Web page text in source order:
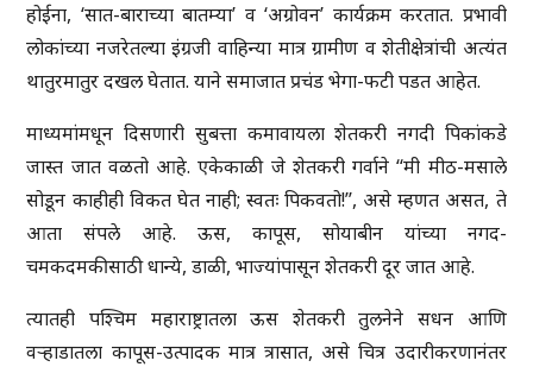
होईना, ‘सात-बाराच्या बातम्या’ व ‘अग्रोवन’ कार्यक्रम करतात. प्रभावी
लोकांच्या नजरेतल्या इंग्रजी वाहिन्या मात्र ग्रामीण व शेतीक्षेत्रांची अत्यंत
थातुरमातुर दखल घेतात. याने समाजात प्रचंड भेगा-फटी पडत आहेत.
माध्यमांमधून दिसणारी सुबत्ता कमावायला शेतकरी नगदी पिकांकडे
जास्त जात वळतो आहे. एकेकाळी जे शेतकरी गर्वाने ‘‘मी मीठ-मसाले
सोडून काहीही विकत घेत नाही; स्वतः पिकवतो!’’, असे म्हणत असत, ते
आता संपले आहे. ऊस, कापूस, सोयाबीन यांच्या नगद-
चमकदमकीसाठी धान्ये, डाळी, भाज्यांपासून शेतकरी दूर जात आहे.
त्यातही पश्चिम महाराष्ट्रातला ऊस शेतकरी तुलनेने सधन आणि
वऱ्हाडातला कापूस-उत्पादक मात्र त्रासात, असे चित्र उदारीकरणानंतर